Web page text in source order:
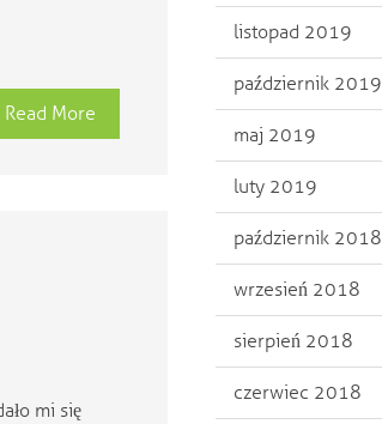
Read More
mi się
listopad 2019
październik 2019
maj 2019
luty 2019
październik 2018
wrzesień 2018
sierpień 2018
czerwiec 2018